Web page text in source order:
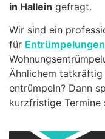
in Hallein gefragt.
Wir sind ein
für
Ähnlichem
entrümpeln? Dann
kurzfristige Termine